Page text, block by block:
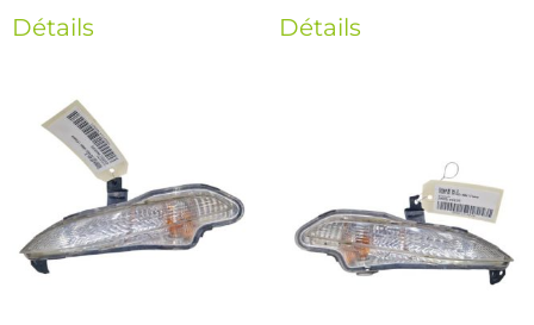
Détails Détails